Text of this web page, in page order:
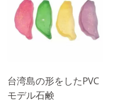
台湾島の形をしたPVC
モデル石鹸